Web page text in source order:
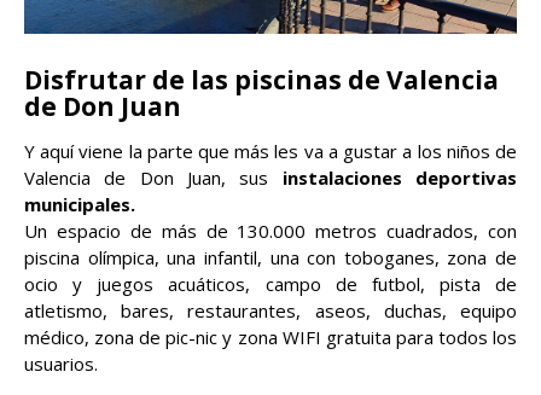
Disfrutar de las piscinas de Valencia
de Don Juan
Y aquí viene la parte que más les va a gustar a los niños de
Valencia de Don Juan, sus instalaciones deportivas
municipales.
Un espacio de más de 130.000 metros cuadrados, con
piscina olímpica, una infantil, una con toboganes, zona de
ocio y juegos acuáticos, campo de futbol, pista de
atletismo, bares, restaurantes, aseos, duchas, equipo
médico, zona de pic-nic y zona WIFI gratuita para todos los
usuarios.